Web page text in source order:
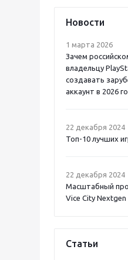
Новости
1 марта 2026
Зачем
владельцу
создавать
аккаунт в 2026
22 декабря 2024
Топ-10 лучших
22 декабря 2024
Масштабный
Vice City Nextgen
Статьи